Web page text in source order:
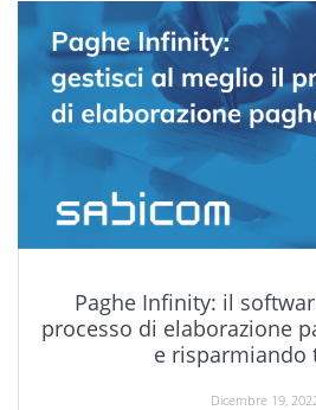
Paghe Infinity: il
processo di elaborazione
e risparmiando
Dicembre 19,